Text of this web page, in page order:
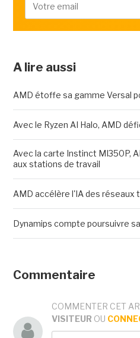
A lire aussi
AMD étoffe sa gamme Versal
Avec le Ryzen AI Halo, AMD
Avec la carte Instinct MI350P,
aux stations de travail
AMD accélère l'IA des réseaux
Dynamips compte poursuivre
Commentaire
COMMENTER CET
VISITEUR OU